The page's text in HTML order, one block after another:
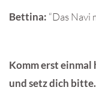
Bettina: “Das Navi
Komm erst
und setz dich bitte.